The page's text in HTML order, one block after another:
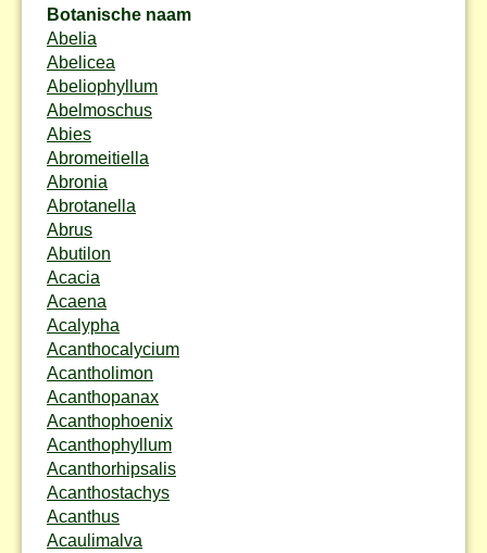
Botanische naam
Abelia
Abelicea
Abeliophyllum
Abelmoschus
Abies
Abromeitiella
Abronia
Abrotanella
Abrus
Abutilon
Acacia
Acaena
Acalypha
Acanthocalycium
Acantholimon
Acanthopanax
Acanthophoenix
Acanthophyllum
Acanthorhipsalis
Acanthostachys
Acanthus
Acaulimalva